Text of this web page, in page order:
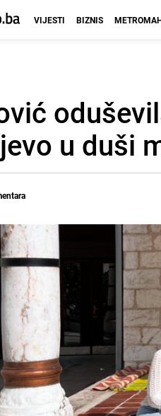
VIJESTI BIZNIS
u duši